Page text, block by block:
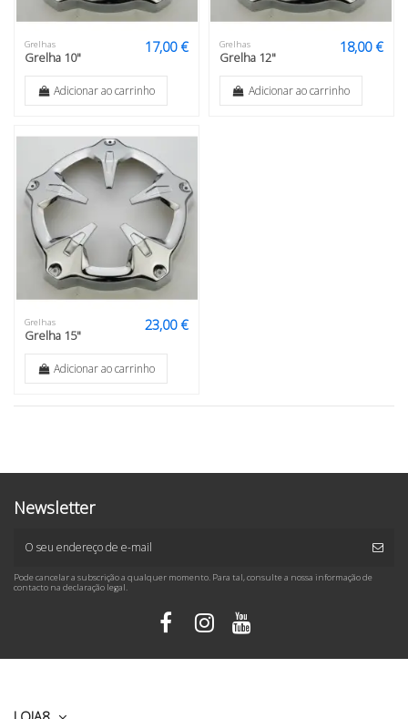
Grelhas
Grelha 10"
17,00 €
Adicionar ao carrinho
Grelhas
Grelha 12"
18,00 €
Adicionar ao carrinho
Grelhas
Grelha 15"
23,00 €
Adicionar ao carrinho
Newsletter
Pode cancelar a subscrição a qualquer momento. Para tal, consulte a nossa informação de
contacto na declaração legal.